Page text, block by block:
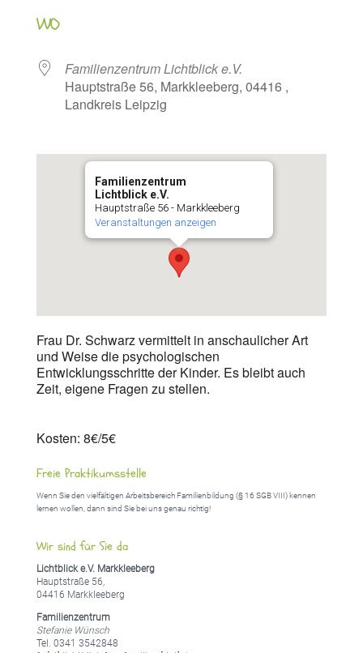
WO
Familienzentrum Lichtblick e.V.
Hauptstraße 56, Markkleeberg, 04416 ,
Landkreis Leipzig
Familienzentrum
Lichtblick e.V.
Hauptstraße 56 - Markkleeberg
Veranstaltungen anzeigen
Frau Dr. Schwarz vermittelt in anschaulicher Art
und Weise die psychologischen
Entwicklungsschritte der Kinder. Es bleibt auch
Zeit, eigene Fragen zu stellen.
Kosten: 8€/5€
Freie Praktikumsstelle
Wenn Sie den vielfältigen Arbeitsbereich Familienbildung (§ 16 SGB VIII) kennen
lernen wollen, dann sind Sie bei uns genau richtig!
Wir sind für Sie da
Lichtblick e.V. Markkleeberg
Hauptstraße 56,
04416 Markkleeberg
Familienzentrum
Stefanie Wünsch
Tel. 0341 3542848